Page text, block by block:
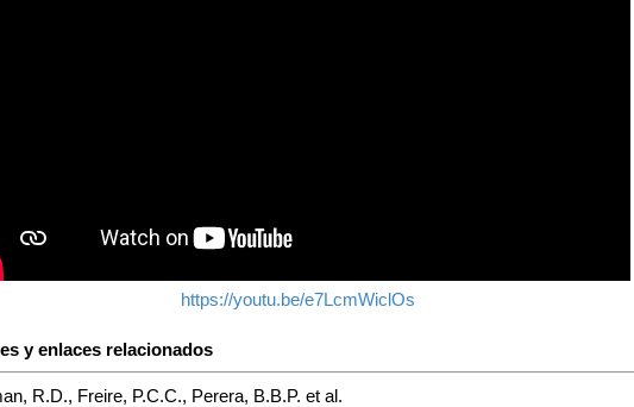
https://youtu.be/e7LcmWiclOs
y enlaces relacionados
R.D., Freire, P.C.C., Perera, B.B.P. et al.